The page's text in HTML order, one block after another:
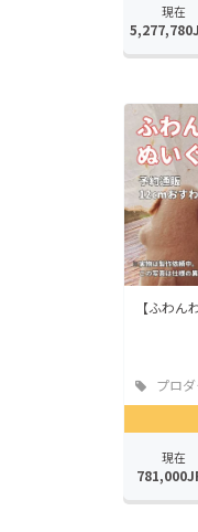
現在
【ふわ
プロ
現在